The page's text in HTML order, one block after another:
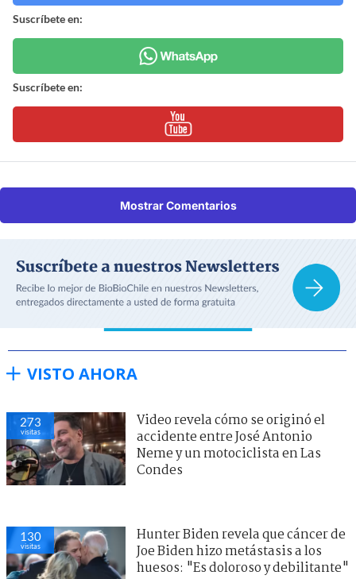
Suscríbete en:
Suscríbete en:
Mostrar Comentarios
VISTO AHORA
273
visitas
Video revela cómo se originó el
accidente entre José Antonio
Neme y un motociclista en Las
Condes
130
visitas
Hunter Biden revela que cáncer de
Joe Biden hizo metástasis a los
huesos: "Es doloroso y debilitante"